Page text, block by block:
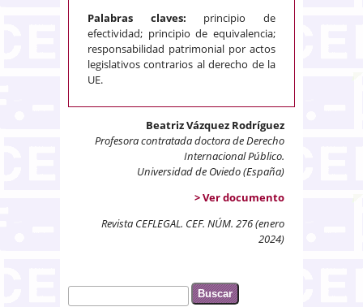
Palabras claves: principio de
efectividad; principio de equivalencia;
responsabilidad patrimonial por actos
legislativos contrarios al derecho de la
UE.
Beatriz Vázquez Rodríguez
Profesora contratada doctora de Derecho
Internacional Público.
Universidad de Oviedo (España)
> Ver documento
Revista CEFLEGAL. CEF. NÚM. 276 (enero
2024)
Formulario de búsqueda
Buscar